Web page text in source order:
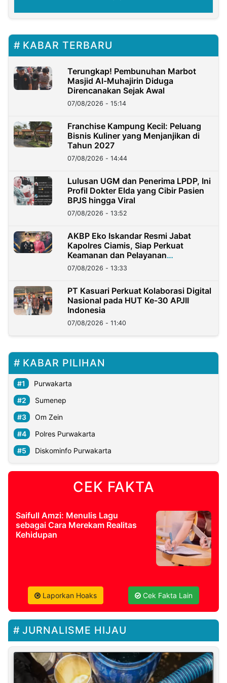
KABAR TERBARU
Terungkap! Pembunuhan Marbot
Masjid Al-Muhajirin Diduga
Direncanakan Sejak Awal
07/08/2026 - 15:14
Franchise Kampung Kecil: Peluang
Bisnis Kuliner yang Menjanjikan di
Tahun 2027
07/08/2026 - 14:44
Lulusan UGM dan Penerima LPDP, Ini
Profil Dokter Elda yang Cibir Pasien
BPJS hingga Viral
07/08/2026 - 13:52
AKBP Eko Iskandar Resmi Jabat
Kapolres Ciamis, Siap Perkuat
Keamanan dan Pelayanan
Masyarakat
07/08/2026 - 13:33
PT Kasuari Perkuat Kolaborasi Digital
Nasional pada HUT Ke-30 APJII
Indonesia
07/08/2026 - 11:40
KABAR PILIHAN
Purwakarta
Sumenep
Om Zein
Polres Purwakarta
Diskominfo Purwakarta
CEK FAKTA
Saifull Amzi: Menulis Lagu
sebagai Cara Merekam Realitas
Kehidupan
Laporkan Hoaks Cek Fakta Lain
JURNALISME HIJAU